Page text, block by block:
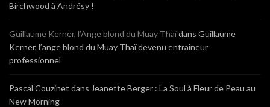
Birchwood à Andrésy !
Guillaume Kerner, l’Ange blond du Muay Thaïdans Guillaume
Kerner, l’ange blond du Muay Thaï devenu entraineur
professionnel
Pascal Couzinet dans Jeanette Berger : La Soul à Fleur de Peau au
New Morning